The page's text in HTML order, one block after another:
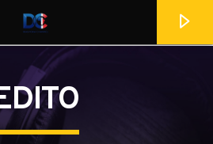
dans la base de données]